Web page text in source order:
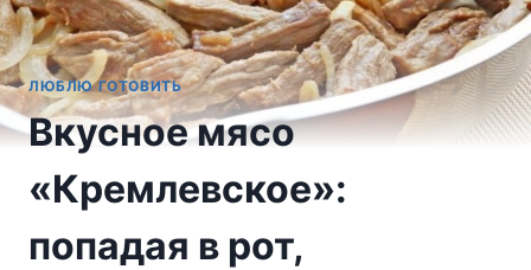
ЛЮБЛЮ ГОТОВИТЬ
Вкусное мясо
«Кремлевское»:
попадая в рот,